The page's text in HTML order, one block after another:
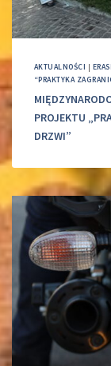
AKTUALNOŚCI |
“PRAKTYKA
PROJEKTU
DRZWI”